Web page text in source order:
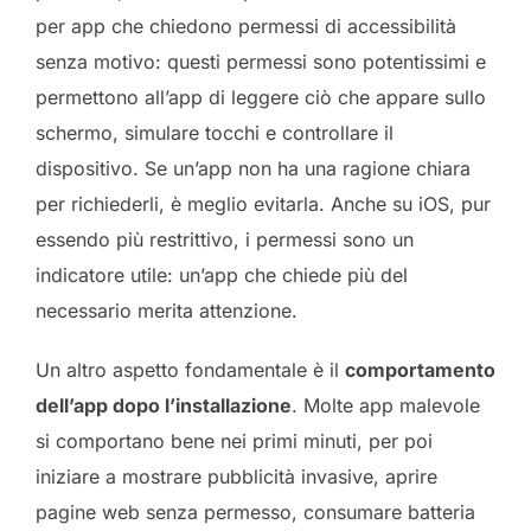
per app che chiedono permessi di accessibilità
senza motivo: questi permessi sono potentissimi e
permettono all’app di leggere ciò che appare sullo
schermo, simulare tocchi e controllare il
dispositivo. Se un’app non ha una ragione chiara
per richiederli, è meglio evitarla. Anche su iOS, pur
essendo più restrittivo, i permessi sono un
indicatore utile: un’app che chiede più del
necessario merita attenzione.
Un altro aspetto fondamentale è il comportamento
dell’app dopo l’installazione. Molte app malevole
si comportano bene nei primi minuti, per poi
iniziare a mostrare pubblicità invasive, aprire
pagine web senza permesso, consumare batteria